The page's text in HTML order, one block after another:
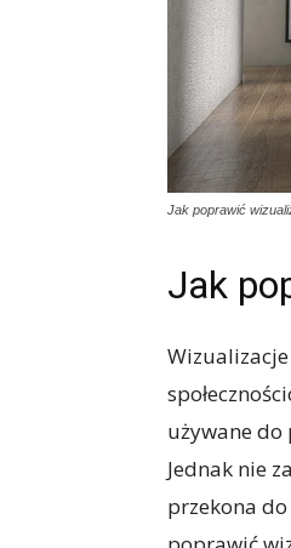
Jak poprawić
Jak
używane
Jednak nie
przekona